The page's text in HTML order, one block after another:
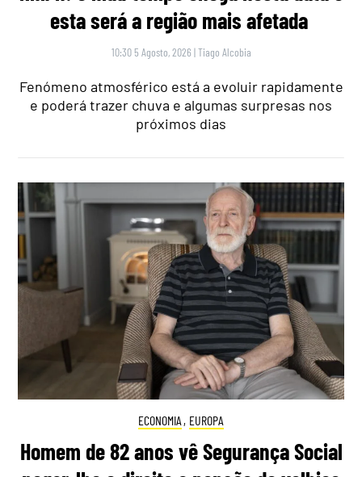
esta será a região mais afetada
10:30 5 Agosto, 2026 |Tiago Alcobia
Fenómeno atmosférico está a evoluir rapidamente
e poderá trazer chuva e algumas surpresas nos
próximos dias
ECONOMIA , EUROPA
Homem de 82 anos vê Segurança Social